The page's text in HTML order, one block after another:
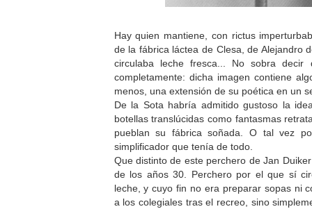
Hay quien mantiene, con rictus
de la fábrica láctea de Clesa, de Alejandro
circulaba leche fresca... No sobra
completamente: dicha imagen contiene
menos, una extensión de su poética en un
De la Sota habría admitido gustoso la
botellas translúcidas como fantasmas
pueblan su fábrica soñada. O tal vez
simplificador que tenía de todo.
Que distinto de este perchero de Jan
de los años 30. Perchero por el que sí
leche, y cuyo fin no era preparar sopas ni
a los colegiales tras el recreo, sino